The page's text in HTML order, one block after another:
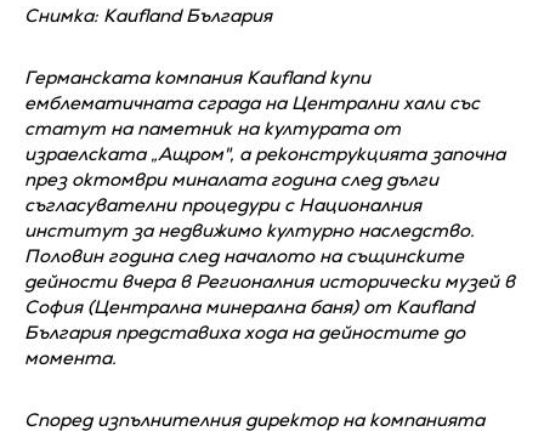
Снимка: Kaufland България
Германската компания Kaufland купи
емблематичната сграда на Централни хали със
статут на паметник на културата от
израелската „Ащром", а реконструкцията започна
през октомври миналата година след дълги
съгласувателни процедури с Националния
институт за недвижимо културно наследство.
Половин година след началото на същинските
дейности вчера в Регионалния исторически музей в
София (Централна минерална баня) от Kaufland
България представиха хода на дейностите до
момента.
Според изпълнителния директор на компанията